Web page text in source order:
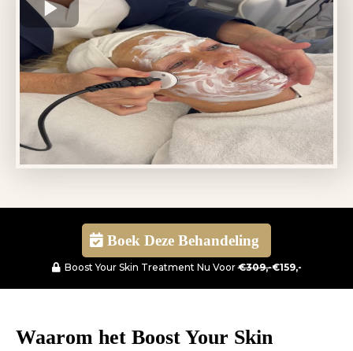
Boek Deze Behandeling
Boost Your Skin Treatment Nu Voor €309,-€159,-
Waarom het Boost Your Skin